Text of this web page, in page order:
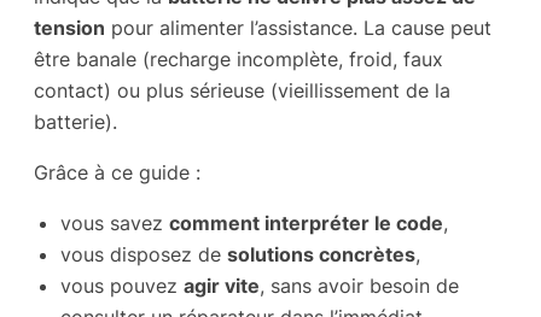
tension pour alimenter l’assistance. La cause peut
être banale (recharge incomplète, froid, faux
contact) ou plus sérieuse (vieillissement de la
batterie).
Grâce à ce guide :
vous savez comment interpréter le code,
vous disposez de solutions concrètes,
vous pouvez agir vite, sans avoir besoin de